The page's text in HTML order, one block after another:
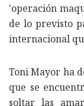
'operación
de lo previsto
internacional
Toni Mayor ha
que se
soltar las